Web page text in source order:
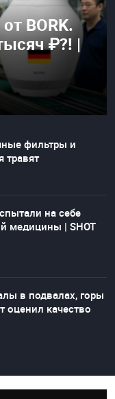
BORK.
₽?! |
фильтры и
травят
на себе
медицины | SHOT
в подвалах, горы
оценил качество